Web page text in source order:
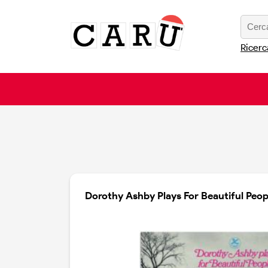
Dorothy Ashby Plays For Beautiful